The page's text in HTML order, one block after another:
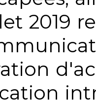
2019